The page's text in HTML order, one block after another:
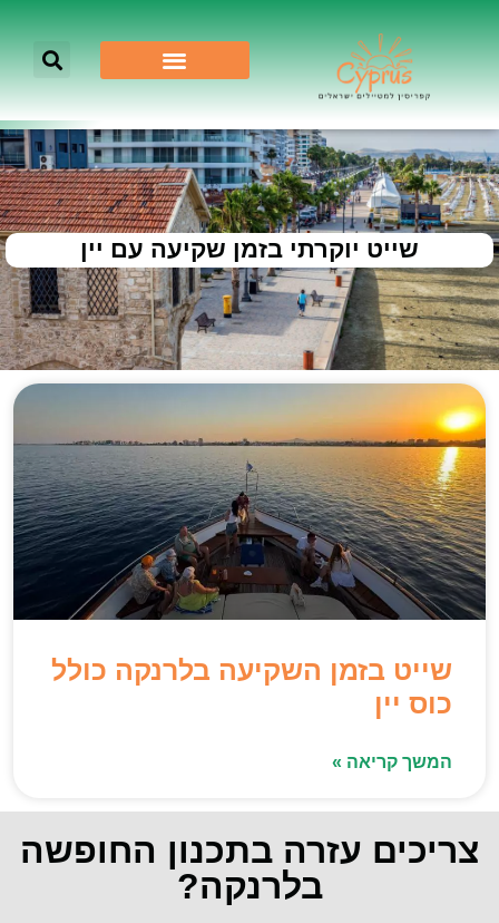
שייט יוקרתי בזמן שקיעה עם יין
שייט בזמן השקיעה בלרנקה כולל
כוס יין
המשך קריאה »
צריכים עזרה בתכנון החופשה
בלרנקה?